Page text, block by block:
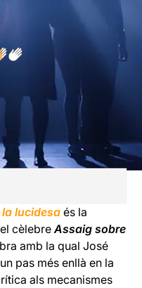
la lucidesaés la
cèlebreAssaig sobre
amb la qual José
pas més enllà en la
als mecanismes